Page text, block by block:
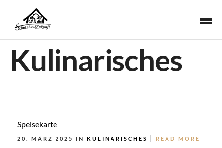
Kulinarisches
Speisekarte
20. MÄRZ 2025 IN KULINARISCHES READ MORE